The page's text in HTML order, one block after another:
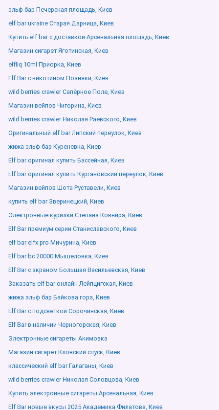
эльф бар Печерская площадь, Киев
elf bar ukraine Старая Дарница, Киев
Купить elf bar с доставкой Арсенальная площадь, Киев
Магазин сигарет Яготинская, Киев
elfliq 10ml Приорка, Киев
Elf Bar с никотином Позняки, Киев
wild berries crawler Сапёрное Поле, Киев
Магазин вейпов Чигорина, Киев
wild berries crawler Николая Раевского, Киев
Оригинальный elf bar Липский переулок, Киев
жижа эльф бар Куреневка, Киев
Elf bar оригинал купить Бассейная, Киев
Elf bar оригинал купить Кургановский переулок, Киев
Магазин вейпов Шота Руставели, Киев
купить elf bar Зверинецкий, Киев
Электронные курилки Степана Ковнира, Киев
Elf Bar премиум серии Станиславского, Киев
elf bar elfx pro Мичурина, Киев
Elf bar bc 20000 Мышеловка, Киев
Elf Bar с экраном Большая Васильевская, Киев
Заказать elf bar онлайн Лейпцигская, Киев
жижа эльф бар Байкова гора, Киев
Elf Bar с подсветкой Сорочинская, Киев
Elf Bar в наличии Черногорская, Киев
Электронные сигареты Акимовка
Магазин сигарет Кловский спуск, Киев
классический elf bar Галаганы, Киев
wild berries crawler Николая Соловцова, Киев
Купить электронные сигареты Арсенальная, Киев
Elf Bar новые вкусы 2025 Академика Филатова, Киев